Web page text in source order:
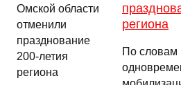
региона
По словам